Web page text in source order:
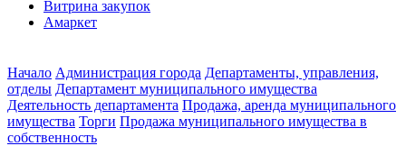
Витрина закупок
Амаркет
Начало Администрация города Департаменты, управления,
отделы Департамент муниципального имущества
Деятельность департамента Продажа, аренда муниципального
имущества Торги Продажа муниципального имущества в
собственность